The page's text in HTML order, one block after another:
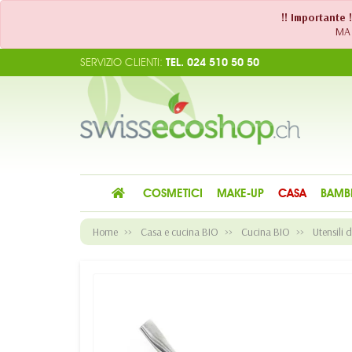
!! Importante
SERVIZIO CLIENTI: TEL. 024 510 50 50
COSMETICI MAKE-UP CASA
Home Casa e cucina BIO Cucina BIO Utensili